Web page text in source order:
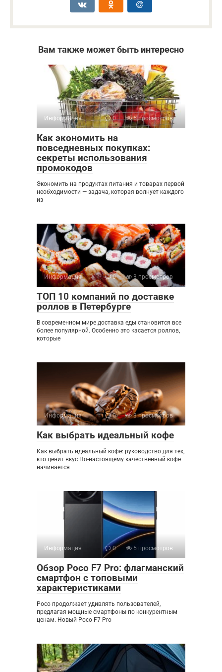
Вам также может быть интересно
Информация 0 5 просмотров
Как экономить на
повседневных покупках:
секреты использования
промокодов
Экономить на продуктах питания и товарах первой
необходимости — задача, которая волнует каждого
из
Информация 0 3 просмотров
ТОП 10 компаний по доставке
роллов в Петербурге
В современном мире доставка еды становится все
более популярной. Особенно это касается роллов,
которые
Информация 0 3 просмотров
Как выбрать идеальный кофе
Как выбрать идеальный кофе: руководство для тех,
кто ценит вкус По-настоящему качественный кофе
начинается
Информация 0 5 просмотров
Обзор Poco F7 Pro: флагманский
смартфон с топовыми
характеристиками
Poco продолжает удивлять пользователей,
предлагая мощные смартфоны по конкурентным
ценам. Новый Poco F7 Pro